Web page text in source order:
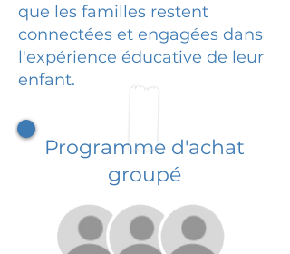
que les familles restent
connectées et engagées dans
l'expérience éducative de leur
enfant.
Programme d'achat
groupé